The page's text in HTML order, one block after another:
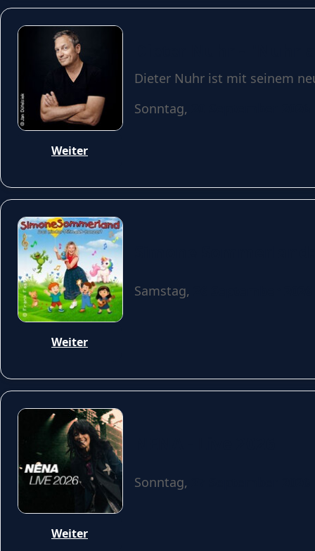
Dieter Nuhr ist mit seinem
Sonntag,
Weiter
Samstag,
Weiter
Sonntag,
Weiter